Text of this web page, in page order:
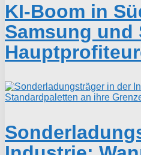
KI-Boom in
Samsung und